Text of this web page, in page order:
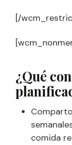
[/
¿Qué
comida